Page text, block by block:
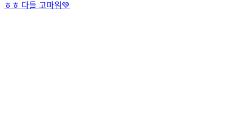
ㅎㅎ 다들 고마워💚